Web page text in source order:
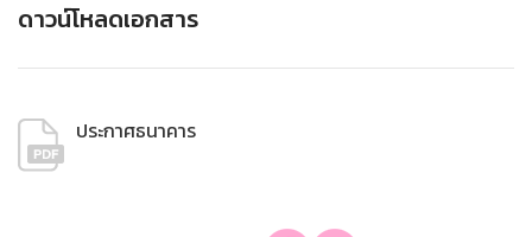
ดาวน์โหลดเอกสาร
ประกาศธนาคาร